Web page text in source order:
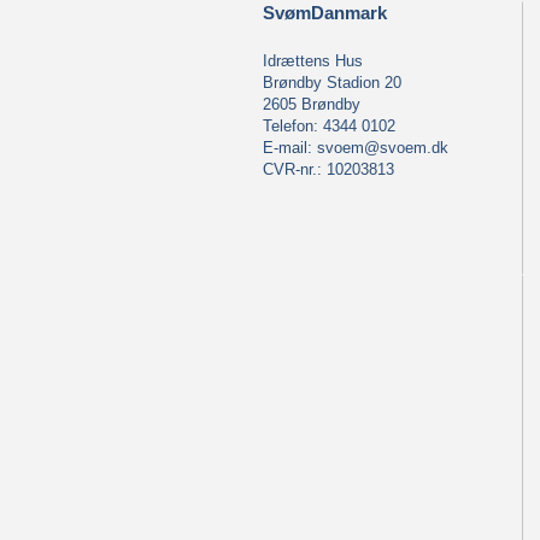
SvømDanmark
Idrættens Hus
Brøndby Stadion 20
2605 Brøndby
Telefon: 4344 0102
E-mail: svoem@svoem.dk
CVR-nr.: 10203813